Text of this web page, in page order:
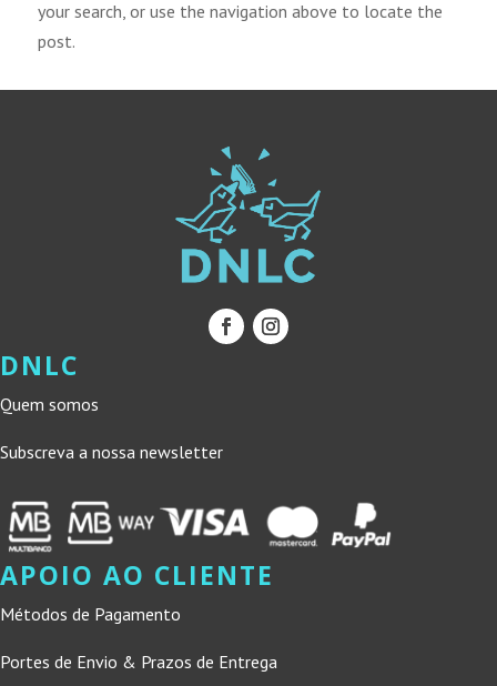
your search, or use the navigation above to locate the
post.
DNLC
Quem somos
Subscreva a nossa newsletter
APOIO AO CLIENTE
Métodos de Pagamento
Portes de Envio & Prazos de Entrega